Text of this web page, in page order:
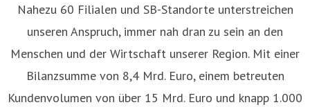
Nahezu 60 Filialen und SB-Standorte unterstreichen
unseren Anspruch, immer nah dran zu sein an den
Menschen und der Wirtschaft unserer Region. Mit einer
Bilanzsumme von 8,4 Mrd. Euro, einem betreuten
Kundenvolumen von über 15 Mrd. Euro und knapp 1.000